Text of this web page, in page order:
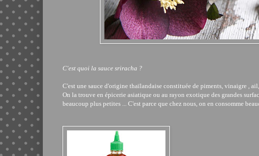
C'est quoi la sauce sriracha ?
C'est une sauce d'origine thaïlandaise constituée de piments, vinaigre ,
On la trouve en épicerie asiatique ou au rayon exotique des grandes
beaucoup plus petites ... C'est parce que chez nous, on en consomme